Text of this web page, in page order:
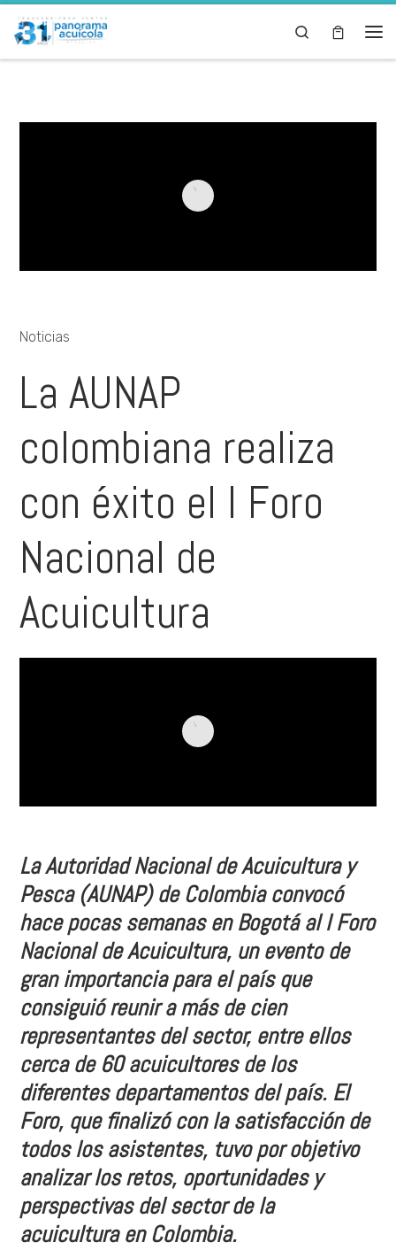
Skip to content Search
Noticias
La AUNAP
colombiana realiza
con éxito el I Foro
Nacional de
Acuicultura
La Autoridad Nacional de Acuicultura y
Pesca (AUNAP) de Colombia convocó
hace pocas semanas en Bogotá al I Foro
Nacional de Acuicultura, un evento de
gran importancia para el país que
consiguió reunir a más de cien
representantes del sector, entre ellos
cerca de 60 acuicultores de los
diferentes departamentos del país. El
Foro, que finalizó con la satisfacción de
todos los asistentes, tuvo por objetivo
analizar los retos, oportunidades y
perspectivas del sector de la
acuicultura en Colombia.